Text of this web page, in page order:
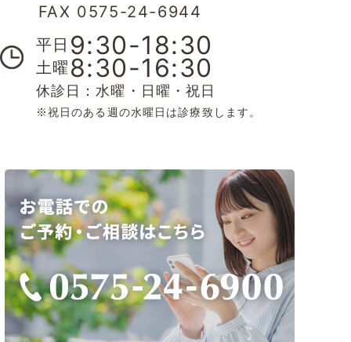
FAX 0575-24-6944
平日 9:30-18:30
土曜 8:30-16:30
休診日：水曜・日曜・祝日
※祝日のある週の水曜日は診療致します。